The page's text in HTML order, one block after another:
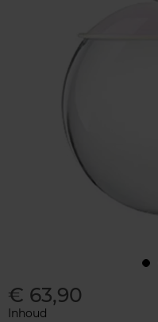
€ 63,90
Inhoud